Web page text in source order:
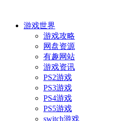
游戏世界
游戏攻略
网盘资源
有趣网站
游戏资讯
PS2游戏
PS3游戏
PS4游戏
PS5游戏
switch游戏